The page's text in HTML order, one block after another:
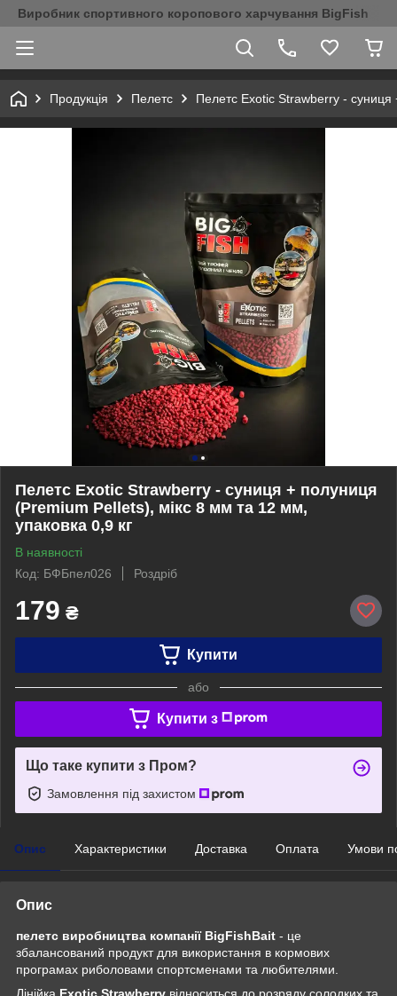
Виробник спортивного коропового харчування BigFish
Продукція Пелетс Пелетс Exotic Strawberry -
Пелетс Exotic Strawberry - суниця + полуниця
(Premium Pellets), мікс 8 мм та 12 мм,
упаковка 0,9 кг
В наявності
Код: БФБпел026
Роздріб
179 ₴
Купити
або
Купити з
Що таке купити з Пром?
Замовлення під захистом
Опис Характеристики Доставка Оплата Умови
Опис
пелетс виробництва компанії BigFishBait - це
збалансований продукт для використання в кормових
програмах риболовами спортсменами та любителями.
Лінійка Exotic Strawberry відноситься до розряду солодких та